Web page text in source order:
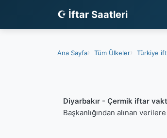
☪ İftar Saatleri
Ana Sayfa Tüm Ülkeler Türkiye
Diyarbakır - Çermik iftar
Başkanlığından alınan